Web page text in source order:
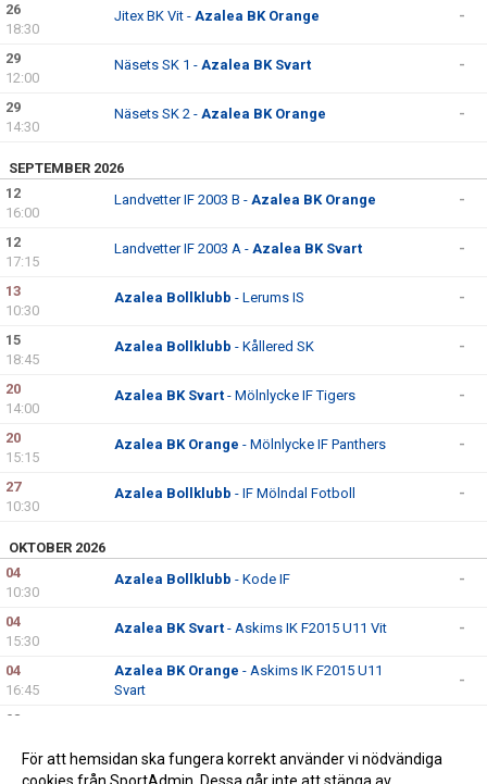
26
18:30
Jitex BK Vit - Azalea BK Orange -
29
12:00
Näsets SK 1 - Azalea BK Svart -
29
14:30
Näsets SK 2 - Azalea BK Orange -
SEPTEMBER 2026
12
16:00
Landvetter IF 2003 B - Azalea BK Orange -
12
17:15
Landvetter IF 2003 A - Azalea BK Svart -
13
10:30
Azalea Bollklubb - Lerums IS -
15
18:45
Azalea Bollklubb - Kållered SK -
20
14:00
Azalea BK Svart - Mölnlycke IF Tigers -
20
15:15
Azalea BK Orange - Mölnlycke IF Panthers -
27
10:30
Azalea Bollklubb - IF Mölndal Fotboll -
OKTOBER 2026
04
10:30
Azalea Bollklubb - Kode IF -
04
15:30
Azalea BK Svart - Askims IK F2015 U11 Vit -
04
16:45
Azalea BK Orange - Askims IK F2015 U11
Svart
-
08
Azalea BK Orange- Kungsladugårds BK Röd
För att hemsidan ska fungera korrekt använder vi nödvändiga